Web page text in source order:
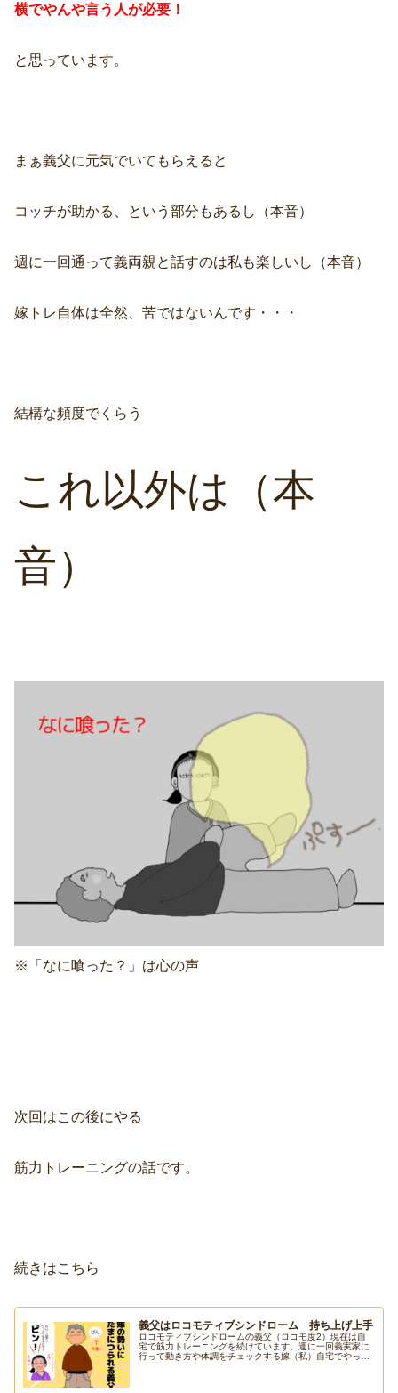
横でやんや言う人が必要！
と思っています。
まぁ義父に元気でいてもらえると
コッチが助かる、という部分もあるし（本音）
週に一回通って義両親と話すのは私も楽しいし（本音）
嫁トレ自体は全然、苦ではないんです・・・
結構な頻度でくらう
これ以外は（本
音）
※「なに喰った？」は心の声
次回はこの後にやる
筋力トレーニングの話です。
続きはこちら
義父はロコモティブシンドローム 持ち上げ上手
ロコモティブシンドロームの義父（ロコモ度2）現在は自
宅で筋力トレーニングを続けています。週に一回義実家に
行って動き方や体調をチェックする嫁（私）自宅でやって